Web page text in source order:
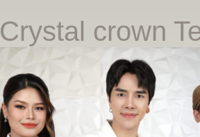
Crystal crown